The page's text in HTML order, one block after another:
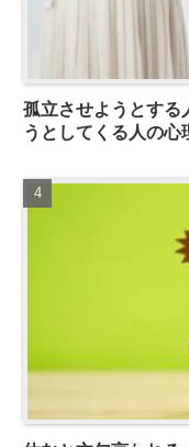
孤立させようとする
うとしてくる人の心